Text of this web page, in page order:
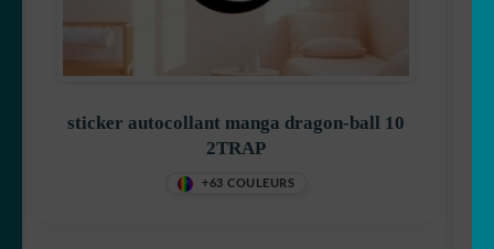
sticker autocollant manga dragon-ball 10
2TRAP
+63 COULEURS